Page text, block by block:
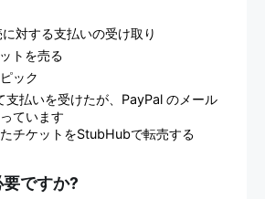
対する支払いの受け取り
トを売る
ック
支払いを受けたが、PayPal のメール
ています
チケットをStubHubで転売する
ですか?